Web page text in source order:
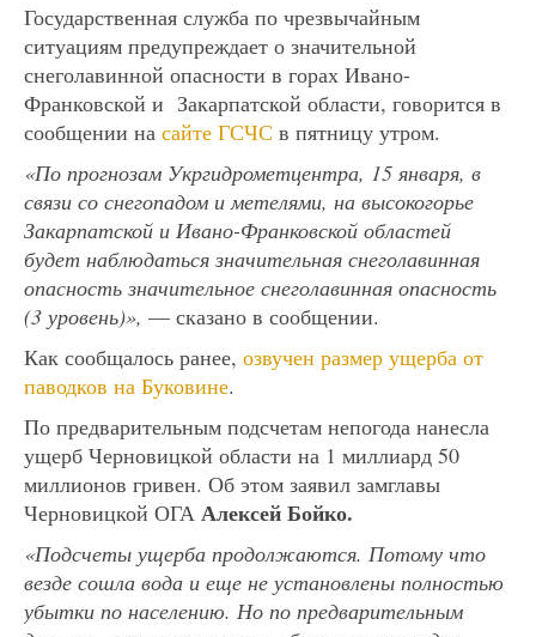
Государственная служба по чрезвычайным
ситуациям предупреждает о значительной
снеголавинной опасности в горах Ивано-
Франковской и Закарпатской области, говорится в
сообщении на сайте ГСЧС в пятницу утром.
«По прогнозам Укргидрометцентра, 15 января, в
связи со снегопадом и метелями, на высокогорье
Закарпатской и Ивано-Франковской областей
будет наблюдаться значительная снеголавинная
опасность значительное снеголавинная опасность
(3 уровень)», — сказано в сообщении.
Как сообщалось ранее, озвучен размер ущерба от
паводков на Буковине.
По предварительным подсчетам непогода нанесла
ущерб Черновицкой области на 1 миллиард 50
миллионов гривен. Об этом заявил замглавы
Черновицкой ОГА Алексей Бойко.
«Подсчеты ущерба продолжаются. Потому что
везде сошла вода и еще не установлены полностью
убытки по населению. Но по предварительным